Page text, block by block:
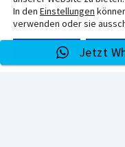
Hinweise zur
In den Einstellungen
verwenden oder sie
Annehmen Jetzt